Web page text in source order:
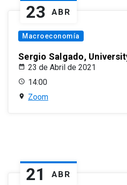
23 ABR
Macroeconomía
Sergio Salgado,
23 de Abril de 2021
14:00
Zoom
21 ABR